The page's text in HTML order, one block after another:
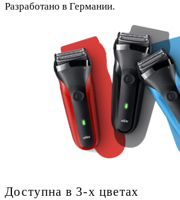
Разработано в Германии.
Доступна в 3-х цветах